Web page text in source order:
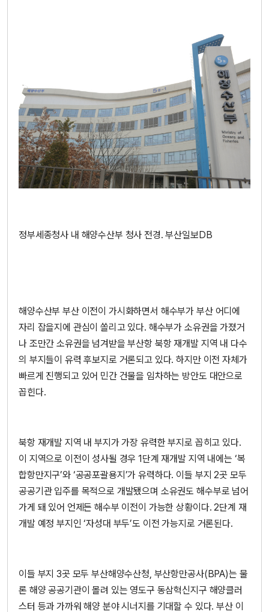
정부세종청사 내 해양수산부 청사 전경. 부산일보DB
해양수산부 부산 이전이 가시화하면서 해수부가 부산 어디에
자리 잡을지에 관심이 쏠리고 있다. 해수부가 소유권을 가졌거
나 조만간 소유권을 넘겨받을 부산항 북항 재개발 지역 내 다수
의 부지들이 유력 후보지로 거론되고 있다. 하지만 이전 자체가
빠르게 진행되고 있어 민간 건물을 임차하는 방안도 대안으로
꼽힌다.
북항 재개발 지역 내 부지가 가장 유력한 부지로 꼽히고 있다.
이 지역으로 이전이 성사될 경우 1단계 재개발 지역 내에는 ‘복
합항만지구’와 ‘공공포괄용지’가 유력하다. 이들 부지 2곳 모두
공공기관 입주를 목적으로 개발됐으며 소유권도 해수부로 넘어
가게 돼 있어 언제든 해수부 이전이 가능한 상황이다. 2단계 재
개발 예정 부지인 ‘자성대 부두’도 이전 가능지로 거론된다.
이들 부지 3곳 모두 부산해양수산청, 부산항만공사(BPA)는 물
론 해양 공공기관이 몰려 있는 영도구 동삼혁신지구 해양클러
스터 등과 가까워 해양 분야 시너지를 기대할 수 있다. 부산 이